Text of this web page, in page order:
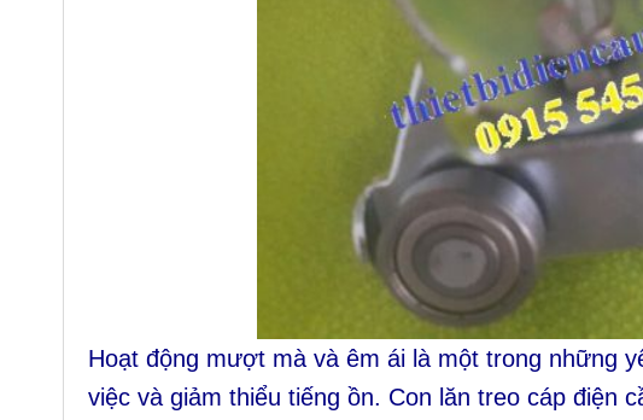
Hoạt động mượt mà và êm ái là một trong những
việc và giảm thiểu tiếng ồn. Con lăn treo cáp điện